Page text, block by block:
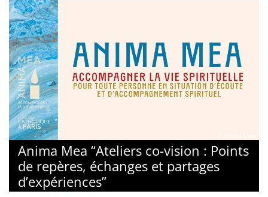
Anima Mea “Ateliers co-vision : Points
de repères, échanges et partages
d’expériences”